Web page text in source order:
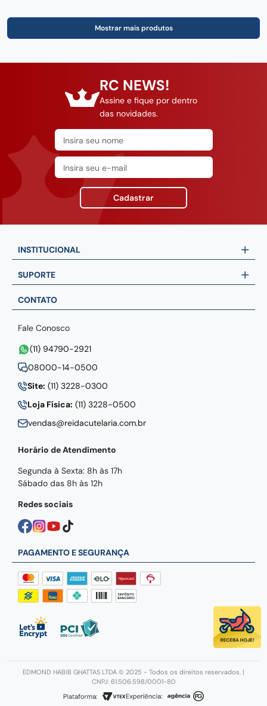
RC NEWS!
Assine e fique por dentro
das novidades.
Cadastrar
INSTITUCIONAL
SUPORTE
CONTATO
Fale Conosco
(11) 94790-2921
08000-14-0500
Site: (11) 3228-0300
Loja Física: (11) 3228-0500
vendas@reidacutelaria.com.br
Horário de Atendimento
Segunda à Sexta: 8h às 17h
Sábado das 8h às 12h
Redes sociais
PAGAMENTO E SEGURANÇA
EDMOND HABIB GHATTAS LTDA © 2025 - Todos os direitos reservados. |
CNPJ: 61.506.598/0001-80